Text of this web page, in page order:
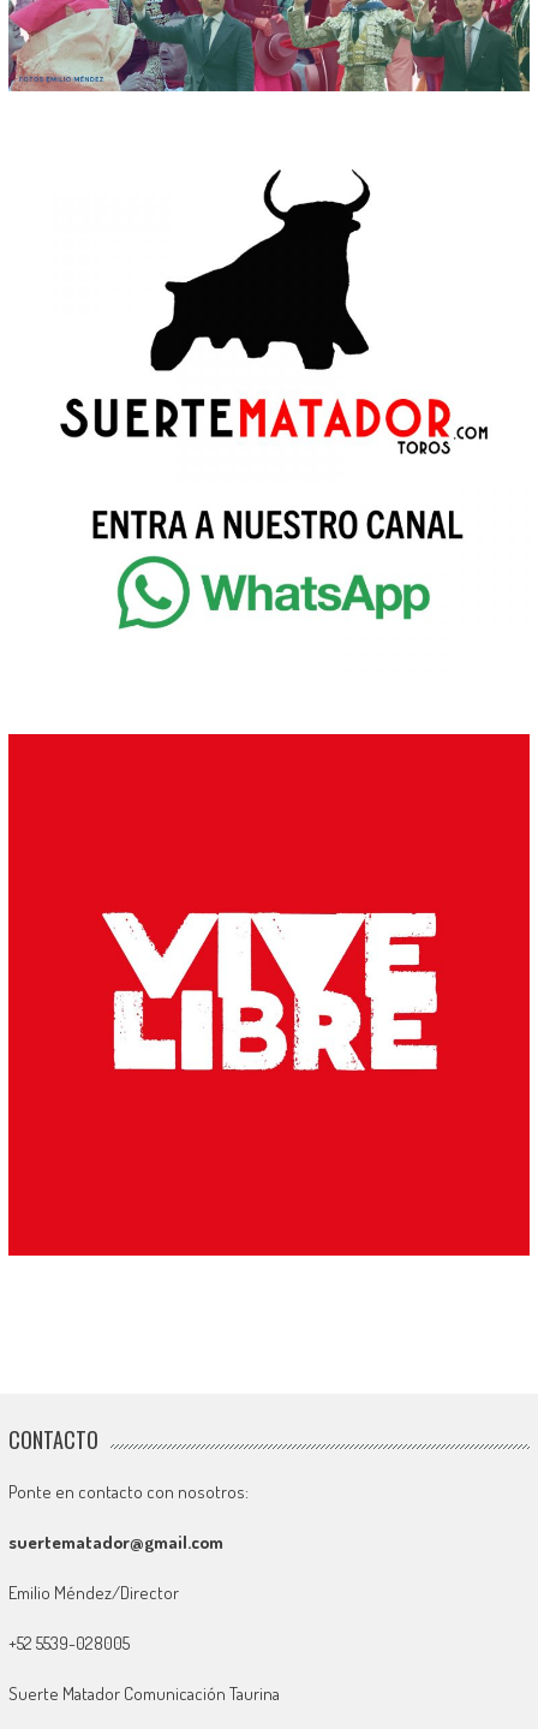
CONTACTO
Ponte en contacto con nosotros:
suertematador@gmail.com
Emilio Méndez/Director
+52 5539-028005
Suerte Matador Comunicación Taurina